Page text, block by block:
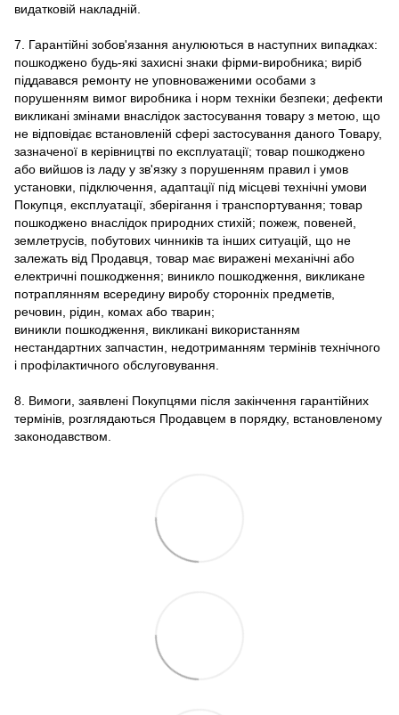
видатковій накладній.
7. Гарантійні зобов'язання анулюються в наступних випадках:
пошкоджено будь-які захисні знаки фірми-виробника; виріб
піддавався ремонту не уповноваженими особами з
порушенням вимог виробника і норм техніки безпеки; дефекти
викликані змінами внаслідок застосування товару з метою, що
не відповідає встановленій сфері застосування даного Товару,
зазначеної в керівництві по експлуатації; товар пошкоджено
або вийшов із ладу у зв'язку з порушенням правил і умов
установки, підключення, адаптації під місцеві технічні умови
Покупця, експлуатації, зберігання і транспортування; товар
пошкоджено внаслідок природних стихій; пожеж, повеней,
землетрусів, побутових чинників та інших ситуацій, що не
залежать від Продавця, товар має виражені механічні або
електричні пошкодження; виникло пошкодження, викликане
потраплянням всередину виробу сторонніх предметів,
речовин, рідин, комах або тварин;
виникли пошкодження, викликані використанням
нестандартних запчастин, недотриманням термінів технічного
і профілактичного обслуговування.
8. Вимоги, заявлені Покупцями після закінчення гарантійних
термінів, розглядаються Продавцем в порядку, встановленому
законодавством.